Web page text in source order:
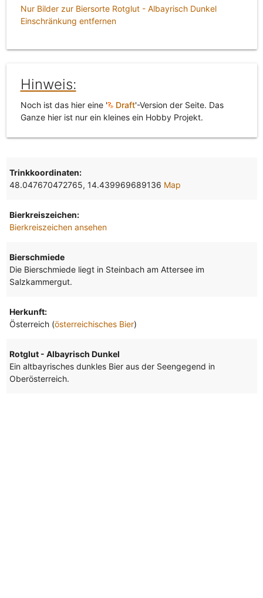
Nur Bilder zur Biersorte Rotglut - Albayrisch Dunkel
Einschränkung entfernen
Hinweis:
Noch ist das hier eine ' Draft'-Version der Seite. Das
Ganze hier ist nur ein kleines ein Hobby Projekt.
Trinkkoordinaten:
48.047670472765, 14.439969689136 Map
Bierkreiszeichen:
Bierkreiszeichen ansehen
Bierschmiede
Die Bierschmiede liegt in Steinbach am Attersee im
Salzkammergut.
Herkunft:
Österreich (österreichisches Bier)
Rotglut - Albayrisch Dunkel
Ein altbayrisches dunkles Bier aus der Seengegend in
Oberösterreich.